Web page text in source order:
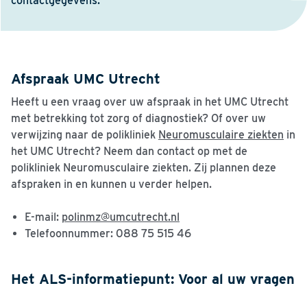
Afspraak UMC Utrecht
Heeft u een vraag over uw afspraak in het UMC Utrecht
met betrekking tot zorg of diagnostiek? Of over uw
verwijzing naar de polikliniek Neuromusculaire ziekten in
het UMC Utrecht? Neem dan contact op met de
polikliniek Neuromusculaire ziekten. Zij plannen deze
afspraken in en kunnen u verder helpen.
E-mail: polinmz@umcutrecht.nl
Telefoonnummer: 088 75 515 46
Het ALS-informatiepunt: Voor al uw vragen